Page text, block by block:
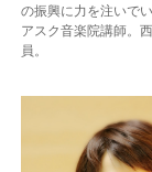
の振興に力を注いでい
アスク音楽院講師。
員。